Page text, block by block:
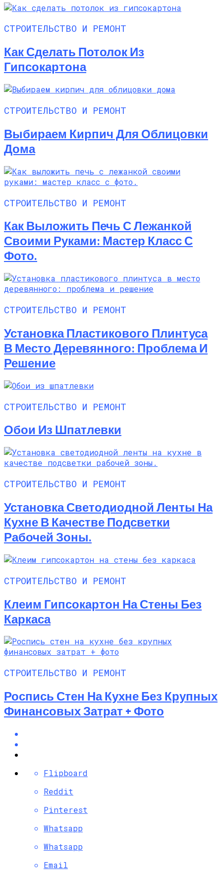
СТРОИТЕЛЬСТВО И РЕМОНТ
Как Сделать Потолок Из
Гипсокартона
СТРОИТЕЛЬСТВО И РЕМОНТ
Выбираем Кирпич Для Облицовки
Дома
СТРОИТЕЛЬСТВО И РЕМОНТ
Как Выложить Печь С Лежанкой
Своими Руками: Мастер Класс С
Фото.
СТРОИТЕЛЬСТВО И РЕМОНТ
Установка Пластикового Плинтуса
В Место Деревянного: Проблема И
Решение
СТРОИТЕЛЬСТВО И РЕМОНТ
Обои Из Шпатлевки
СТРОИТЕЛЬСТВО И РЕМОНТ
Установка Светодиодной Ленты На
Кухне В Качестве Подсветки
Рабочей Зоны.
СТРОИТЕЛЬСТВО И РЕМОНТ
Клеим Гипсокартон На Стены Без
Каркаса
СТРОИТЕЛЬСТВО И РЕМОНТ
Роспись Стен На Кухне Без Крупных
Финансовых Затрат + Фото
Flipboard
Reddit
Pinterest
Whatsapp
Whatsapp
Email